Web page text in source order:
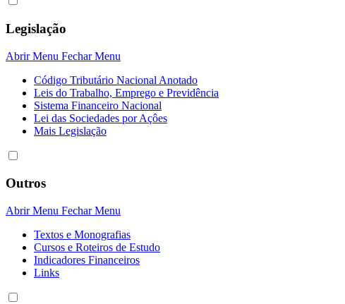
Legislação
Abrir Menu Fechar Menu
Código Tributário Nacional Anotado
Leis do Trabalho, Emprego e Previdência
Sistema Financeiro Nacional
Lei das Sociedades por Açôes
Mais Legislação
Outros
Abrir Menu Fechar Menu
Textos e Monografias
Cursos e Roteiros de Estudo
Indicadores Financeiros
Links